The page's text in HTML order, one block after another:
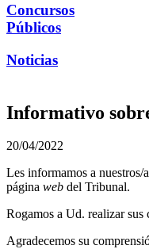
Concursos
Públicos
Noticias
Informativo
20/04/2022
Les informamos a
página web del Tribunal.
Rogamos a Ud. realizar sus
Agradecemos su